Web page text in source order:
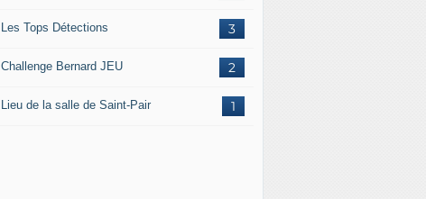
3
Les Tops Détections
2
Challenge Bernard JEU
1
Lieu de la salle de Saint-Pair